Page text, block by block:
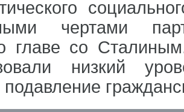
чертами
главе со
низкий
подавление